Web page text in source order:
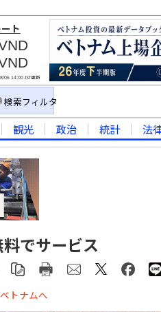
ト
06 14:00JST更新
検索フィルタ
観光 政治 統計 法
でサービス
トナムへ